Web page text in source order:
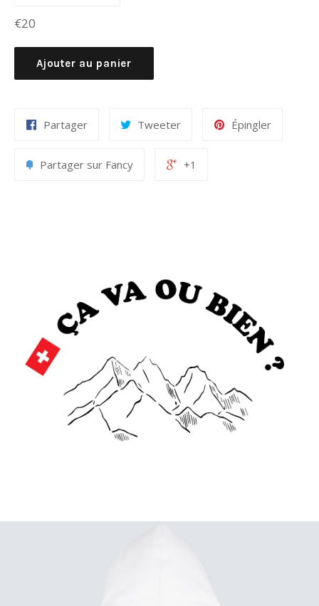
Prix
€20
Ajouter au panier
Partager Tweeter Épingler
Partager sur Fancy +1